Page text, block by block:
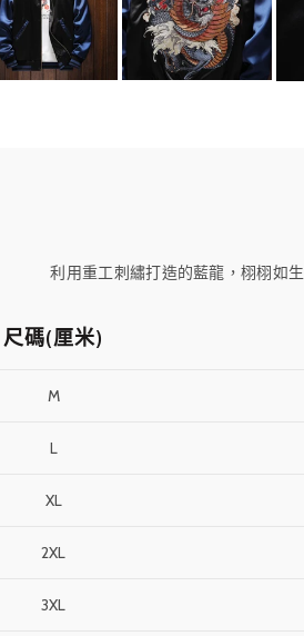
利用重工刺繡打造的藍龍，栩栩如生
尺碼(厘米)
M
L
XL
2XL
3XL